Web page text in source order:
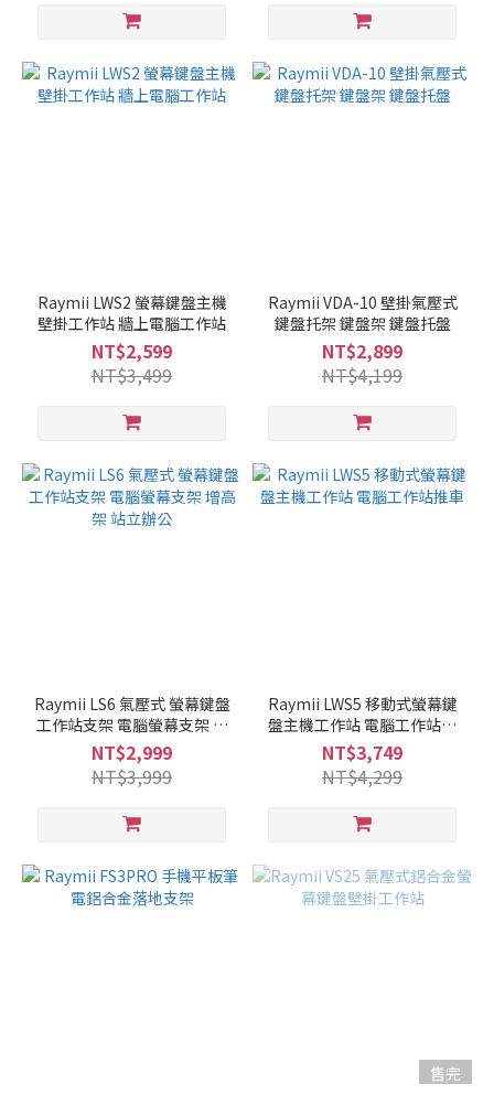
Raymii LWS2 螢幕鍵盤主機
壁掛工作站 牆上電腦工作站
NT$2,599
NT$3,499
Raymii VDA-10 壁掛氣壓式
鍵盤托架 鍵盤架 鍵盤托盤
NT$2,899
NT$4,199
Raymii LS6 氣壓式 螢幕鍵盤
工作站支架 電腦螢幕支架 增
高架 站立辦公
NT$2,999
NT$3,999
Raymii LWS5 移動式螢幕鍵
盤主機工作站 電腦工作站推
車
NT$3,749
NT$4,299
售完